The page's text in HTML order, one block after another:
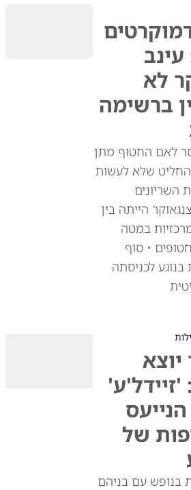
לא
ברשימה
לאם החטוף מתן
החליט שלא לעשות
השריונים
הייתה בין
במטה
• סוף
בנוגע לכניסתה
יוצא
'זיידל'ע'
של
בנופש עם בניהם